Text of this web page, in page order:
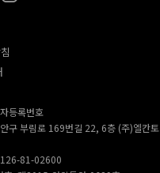
등록번호
구 부림로 169번길 22, 6층 (주)엘칸토
126-81-02600